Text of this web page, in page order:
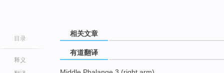
目录
释义
相关文章
有道翻译